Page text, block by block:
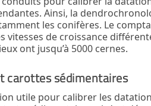
Ainsi, la
les conifères. Le
vitesses de croissance
ont jusqu’à 5000 cernes.
carottes sédimentaires
utile pour calibrer les